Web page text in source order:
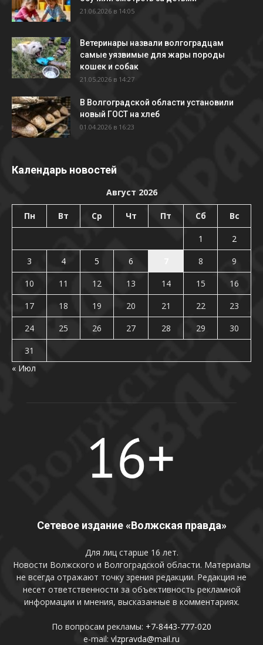
21.06.2026 в 14:05
Ветеринары назвали волгоградцам
самые уязвимые для жары породы
кошек и собак
21.05.2026 в 14:27
В Волгоградской области установили
новый ГОСТ на хлеб
01.04.2026 в 16:23
Календарь новостей
Август 2026
Пн Вт Ср Чт Пт Сб Вс
1
2
3
4 5 6 8
9
10
11 12 13 14 15
16
17
18 19 20 21 22
23
24
25 26 27 28 29
30
31
« Июл
Сетевое издание «Волжская правда»
Для лиц старше 16 лет.
Новости Волжского и Волгоградской области. Материалы
не всегда отражают точку зрения редакции. Редакция не
несет ответственности за объективность рекламной
информации и мнения, высказанные в комментариях.
По вопросам рекламы: +7-8443-777-020
e-mail: vlzpravda@mail.ru